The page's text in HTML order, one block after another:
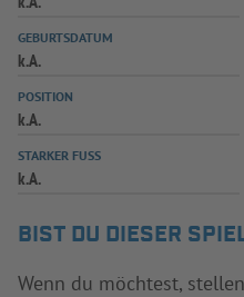
GEBURTSDATUM
k.A.
POSITION
k.A.
STARKER FUSS
k.A.
BIST DU DIESER
Wenn du möchtest,